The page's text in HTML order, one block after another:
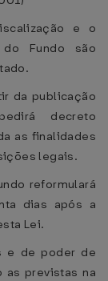
e o
Fundo são
da publicação
decreto
as finalidades
legais.
reformulará
dias após a
Lei.
e de poder de
as previstas na